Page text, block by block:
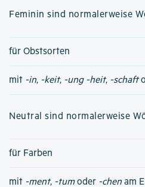
Feminin sind normalerweise
für Obstsorten
mit -in, -keit, -ung -heit, -schaft
Neutral sind normalerweise
für Farben
mit -ment, -tumoder -chen am